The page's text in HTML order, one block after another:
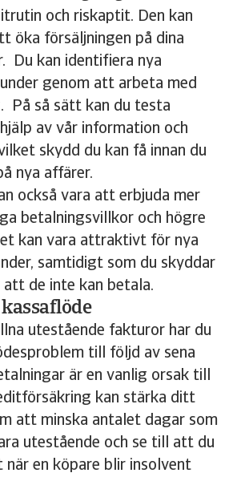
och riskaptit. Den kan
öka försäljningen på dina
Du kan identifiera nya
genom att arbeta med
På så sätt kan du testa
av vår information och
skydd du kan få innan du
nya affärer.
också vara att erbjuda mer
betalningsvillkor och högre
kan vara attraktivt för nya
samtidigt som du skyddar
att de inte kan betala.
utestående fakturor har du
till följd av sena
är en vanlig orsak till
kan stärka ditt
att minska antalet dagar som
utestående och se till att du
en köpare blir insolvent